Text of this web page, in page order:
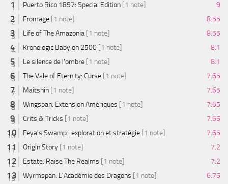
Puerto Rico 1897: Special Edition [1 note]
9
Fromage [1 note]
8.55
Life of The Amazonia [1 note]
8.55
Kronologic Babylon 2500 [1 note]
8.1
Le silence de l'ombre [1 note]
8.1
The Vale of Eternity: Curse [1 note]
7.65
Maitshin [1 note]
7.65
Wingspan: Extension Amériques [1 note]
7.65
Crits & Tricks [1 note]
7.65
Feya’s Swamp : exploration et stratégie [1 note]
7.65
Origin Story [1 note]
7.2
Estate: Raise The Realms [1 note]
7.2
Wyrmspan: L'Académie des Dragons [1 note] 6.75